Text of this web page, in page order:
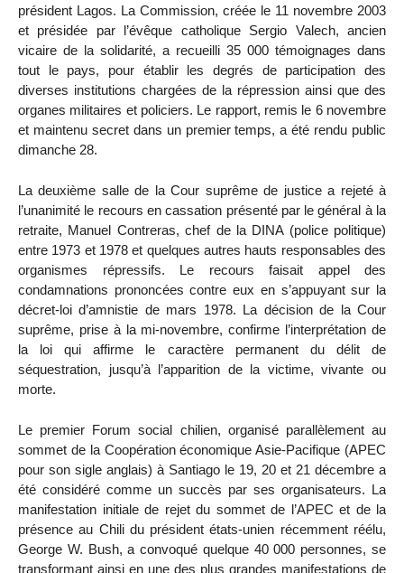
président Lagos. La Commission, créée le 11 novembre 2003
et présidée par l’évêque catholique Sergio Valech, ancien
vicaire de la solidarité, a recueilli 35 000 témoignages dans
tout le pays, pour établir les degrés de participation des
diverses institutions chargées de la répression ainsi que des
organes militaires et policiers. Le rapport, remis le 6 novembre
et maintenu secret dans un premier temps, a été rendu public
dimanche 28.
La deuxième salle de la Cour suprême de justice a rejeté à
l’unanimité le recours en cassation présenté par le général à la
retraite, Manuel Contreras, chef de la DINA (police politique)
entre 1973 et 1978 et quelques autres hauts responsables des
organismes répressifs. Le recours faisait appel des
condamnations prononcées contre eux en s’appuyant sur la
décret-loi d’amnistie de mars 1978. La décision de la Cour
suprême, prise à la mi-novembre, confirme l’interprétation de
la loi qui affirme le caractère permanent du délit de
séquestration, jusqu’à l’apparition de la victime, vivante ou
morte.
Le premier Forum social chilien, organisé parallèlement au
sommet de la Coopération économique Asie-Pacifique (APEC
pour son sigle anglais) à Santiago le 19, 20 et 21 décembre a
été considéré comme un succès par ses organisateurs. La
manifestation initiale de rejet du sommet de l’APEC et de la
présence au Chili du président états-unien récemment réélu,
George W. Bush, a convoqué quelque 40 000 personnes, se
transformant ainsi en une des plus grandes manifestations de